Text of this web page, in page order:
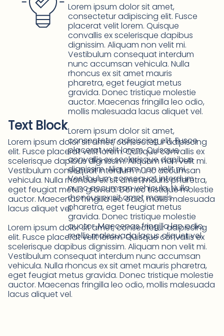
Lorem ipsum dolor sit amet,
consectetur adipiscing elit. Fusce
placerat velit lorem. Quisque
convallis ex scelerisque dapibus
dignissim. Aliquam non velit mi.
Vestibulum consequat interdum
nunc accumsan vehicula. Nulla
rhoncus ex sit amet mauris
pharetra, eget feugiat metus
gravida. Donec tristique molestie
auctor. Maecenas fringilla leo odio,
mollis malesuada lacus aliquet vel.
Lorem ipsum dolor sit amet,
consectetur adipiscing elit. Fusce
placerat velit lorem. Quisque
convallis ex scelerisque dapibus
dignissim. Aliquam non velit mi.
Vestibulum consequat interdum
nunc accumsan vehicula. Nulla
rhoncus ex sit amet mauris
pharetra, eget feugiat metus
gravida. Donec tristique molestie
auctor. Maecenas fringilla leo odio,
mollis malesuada lacus aliquet vel.
Text Block
Lorem ipsum dolor sit amet, consectetur adipiscing
elit. Fusce placerat velit lorem. Quisque convallis ex
scelerisque dapibus dignissim. Aliquam non velit mi.
Vestibulum consequat interdum nunc accumsan
vehicula. Nulla rhoncus ex sit amet mauris pharetra,
eget feugiat metus gravida. Donec tristique molestie
auctor. Maecenas fringilla leo odio, mollis malesuada
lacus aliquet vel.
Lorem ipsum dolor sit amet, consectetur adipiscing
elit. Fusce placerat velit lorem. Quisque convallis ex
scelerisque dapibus dignissim. Aliquam non velit mi.
Vestibulum consequat interdum nunc accumsan
vehicula. Nulla rhoncus ex sit amet mauris pharetra,
eget feugiat metus gravida. Donec tristique molestie
auctor. Maecenas fringilla leo odio, mollis malesuada
lacus aliquet vel.